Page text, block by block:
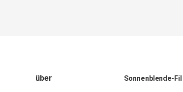
über Sonnenblende-